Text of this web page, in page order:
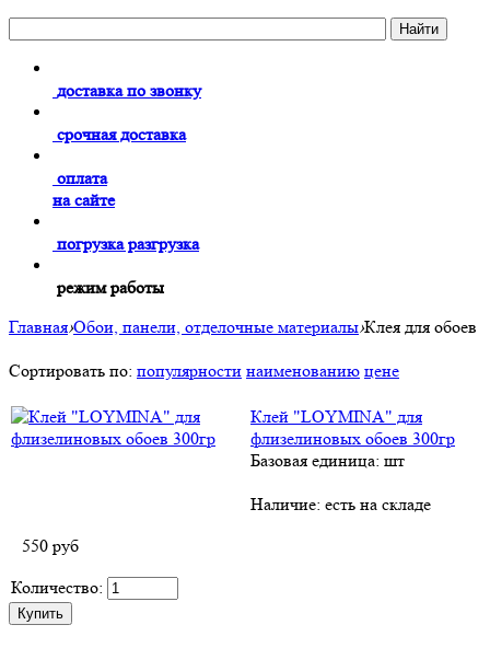
доставка по звонку
срочная доставка
оплата
на сайте
погрузка разгрузка
режим работы
Главная›Обои, панели, отделочные материалы›Клея для обоев
Сортировать по: популярности наименованию цене
Клей "LOYMINA" для
флизелиновых обоев 300гр
Базовая единица: шт
Наличие: есть на складе
550 руб
Количество: